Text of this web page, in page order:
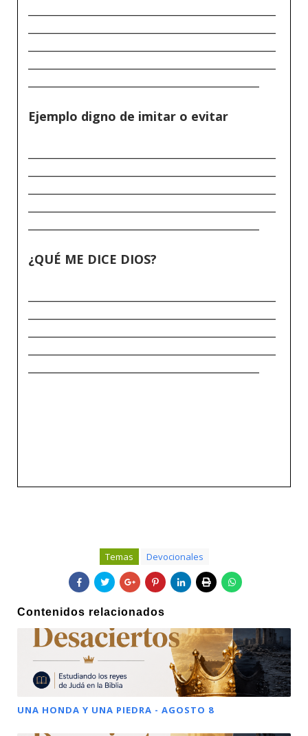
Ejemplo digno de imitar o evitar
¿QUÉ ME DICE DIOS?
Temas Devocionales
Contenidos relacionados
UNA HONDA Y UNA PIEDRA - AGOSTO 8